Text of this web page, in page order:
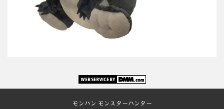
モンハン モンスターハンター